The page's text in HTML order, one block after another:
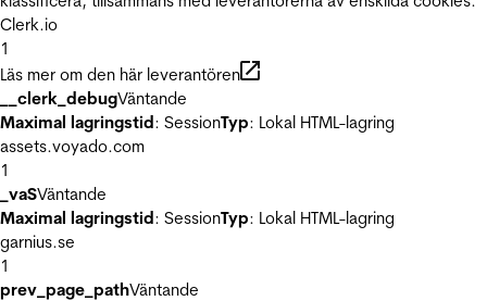
Clerk.io
1
Läs mer om den här leverantören
__clerk_debugVäntande
Maximal lagringstid: SessionTyp: Lokal HTML-lagring
assets.voyado.com
1
_vaSVäntande
Maximal lagringstid: SessionTyp: Lokal HTML-lagring
garnius.se
1
prev_page_pathVäntande